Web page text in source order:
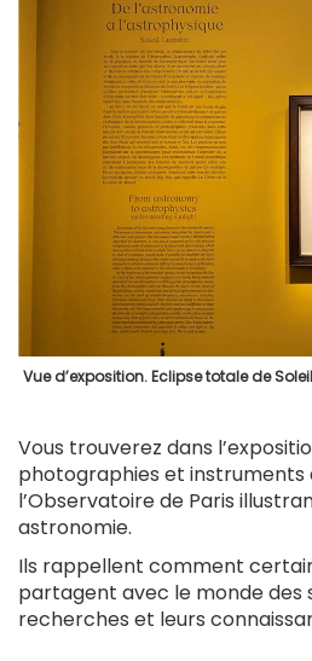
Vue d’exposition. Eclipse totale de
Vous trouverez dans
photographies et
l’Observatoire de Paris
astronomie.
Ils rappellent comment
partagent avec le monde des
recherches et leurs